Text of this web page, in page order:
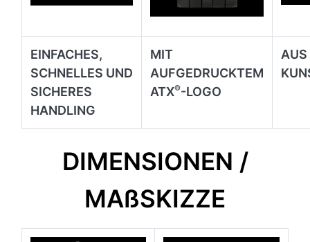
EINFACHES,
SCHNELLES UND
SICHERES
HANDLING
MIT
AUFGEDRUCKTEM
ATX®-LOGO
AUS
DIMENSIONEN /
MAßSKIZZE